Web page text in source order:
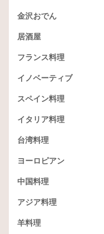
金沢おでん
居酒屋
フランス料理
イノベーティブ
スペイン料理
イタリア料理
台湾料理
ヨーロピアン
中国料理
アジア料理
羊料理